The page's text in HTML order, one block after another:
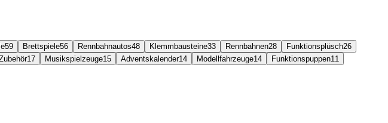
59 Brettspiele56 Rennbahnautos48 Klemmbausteine33 Rennbahnen28 Funktionsplüsch26
17 Musikspielzeuge15 Adventskalender14 Modellfahrzeuge14 Funktionspuppen11